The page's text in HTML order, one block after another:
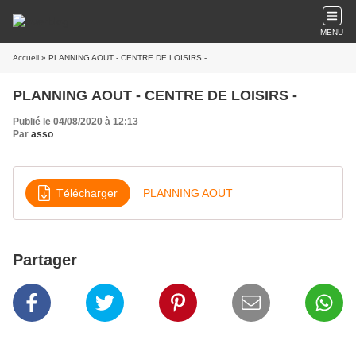
MENU
Accueil » PLANNING AOUT - CENTRE DE LOISIRS -
PLANNING AOUT - CENTRE DE LOISIRS -
Publié le 04/08/2020 à 12:13
Par asso
Télécharger PLANNING AOUT
Partager